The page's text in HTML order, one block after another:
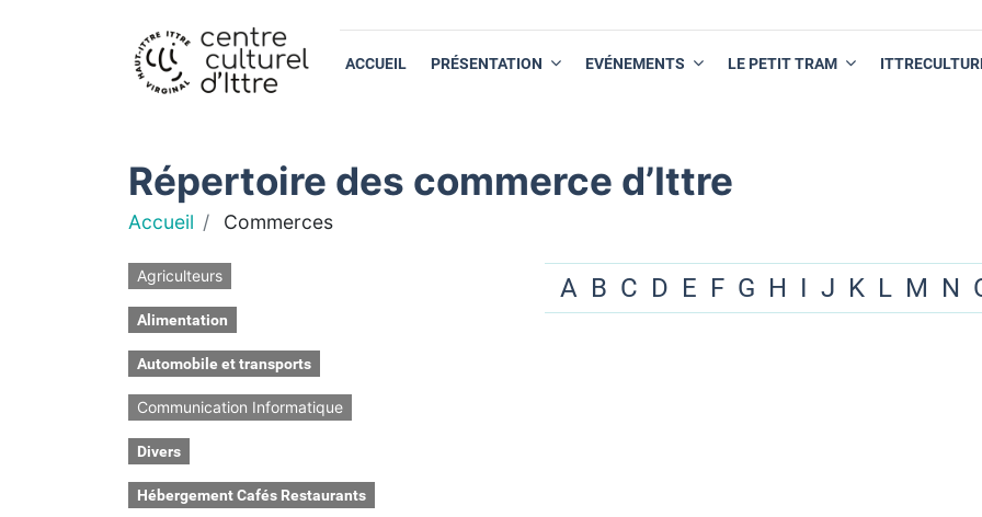
ACCUEIL PRÉSENTATION EVÉNEMENTS LE PETIT TRAM
Répertoire des commerce d’Ittre
Accueil Commerces
Agriculteurs
Alimentation
Automobile et transports
Communication Informatique
Divers
Hébergement Cafés Restaurants
A B C D E F G H I J K L M N